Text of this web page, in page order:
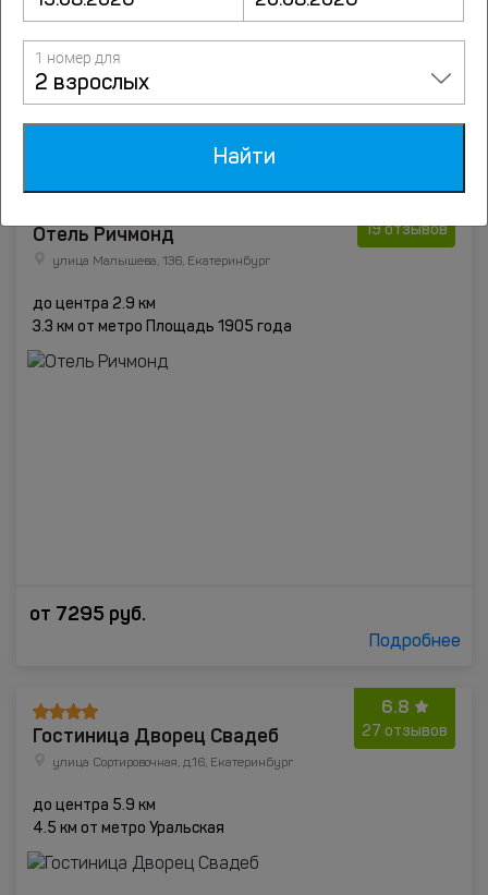
от6087руб.
19 отзывов
Отель Ричмонд
улица Малышева, 136, Екатеринбург
до центра 2.9 км
3.3 км от метро Площадь 1905 года
от 7295 руб.
Подробнее
6.8
27 отзывов
Гостиница Дворец Свадеб
улица Сортировочная, д.16, Екатеринбург
до центра 5.9 км
4.5 км от метро Уральская
1 номер для
2 взрослых
Найти